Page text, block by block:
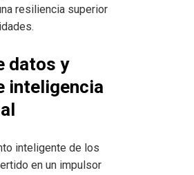
resiliencia superior
datos y
inteligencia
inteligente de los
en un impulsor